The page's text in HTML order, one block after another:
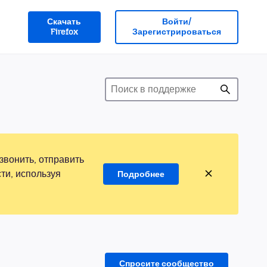
Скачать
Firefox
Войти/
Зарегистрироваться
отправить
используя
Подробнее
Спросите сообщество